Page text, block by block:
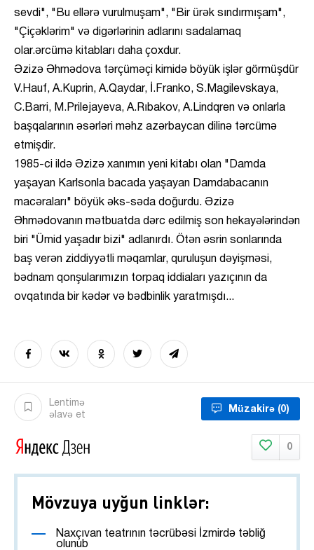
sevdi", "Bu ellərə vurulmuşam", "Bir ürək sındırmışam",
"Çiçəklərim" və digərlərinin adlarını sadalamaq
olar.ərcümə kitabları daha çoxdur.
Əzizə Əhmədova tərçüməçi kimidə böyük işlər görmüşdür
V.Hauf, A.Kuprin, A.Qaydar, İ.Franko, S.Magilevskaya,
C.Barri, M.Prilejayeva, A.Rıbakov, A.Lindqren və onlarla
başqalarının əsərləri məhz azərbaycan dilinə tərcümə
etmişdir.
1985-ci ildə Əzizə xanımın yeni kitabı olan "Damda
yaşayan Karlsonla bacada yaşayan Damdabacanın
macəraları" böyük əks-səda doğurdu. Əzizə
Əhmədovanın mətbuatda dərc edilmiş son hekayələrindən
biri "Ümid yaşadır bizi" adlanırdı. Ötən əsrin sonlarında
baş verən ziddiyyətli məqamlar, quruluşun dəyişməsi,
bədnam qonşularımızın torpaq iddiaları yazıçının da
ovqatında bir kədər və bədbinlik yaratmışdı...
Lentimə
əlavə et
Müzakirə (0)
0
Mövzuya uyğun linklər:
Naxçıvan teatrının təcrübəsi İzmirdə təbliğ
olunub